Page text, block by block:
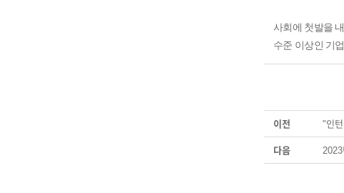
사회에 첫발을
수준 이상인 기
이전 "인
다음